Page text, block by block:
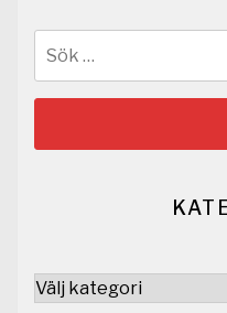
Kategorier